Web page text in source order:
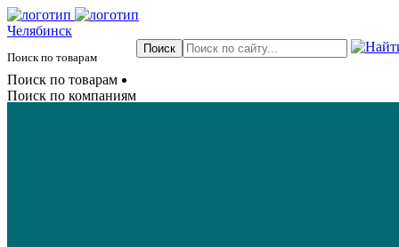
Челябинск
Поиск по товарам
Поиск по товарам
Поиск по компаниям